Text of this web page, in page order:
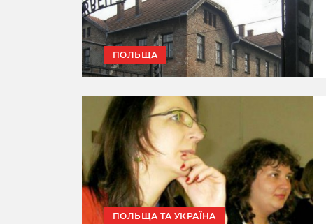
ПОЛЬЩА
ПОЛЬЩА ТА УКРАЇНА